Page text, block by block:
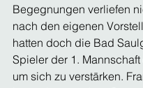
Begegnungen verliefen
nach den eigenen
hatten doch die Bad
Spieler der 1.
um sich zu verstärken.